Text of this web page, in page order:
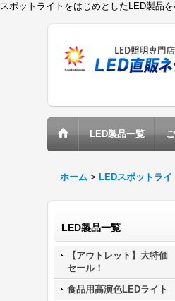
スポットライトをはじめとしたLED製品
LED製品一覧
ホーム > LEDスポットラ
LED製品一覧
【アウトレット】大特価
セール！
食品用高演色LEDライト